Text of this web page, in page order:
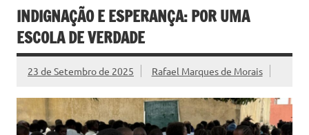
INDIGNAÇÃO E ESPERANÇA: POR UMA
ESCOLA DE VERDADE
23 de Setembro de 2025 Rafael Marques de Morais